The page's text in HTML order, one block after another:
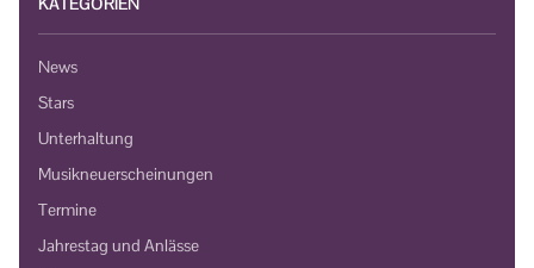
News
Stars
Unterhaltung
Musikneuerscheinungen
Termine
Jahrestag und Anlässe